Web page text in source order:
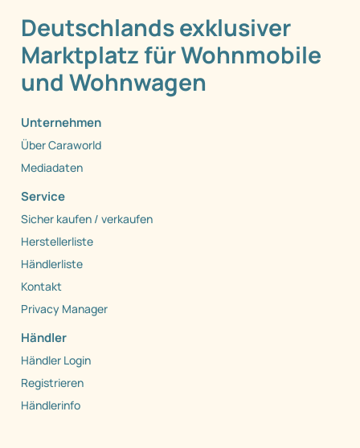
Deutschlands exklusiver
Marktplatz für Wohnmobile
und Wohnwagen
Unternehmen
Über Caraworld
Mediadaten
Service
Sicher kaufen / verkaufen
Herstellerliste
Händlerliste
Kontakt
Privacy Manager
Händler
Händler Login
Registrieren
Händlerinfo